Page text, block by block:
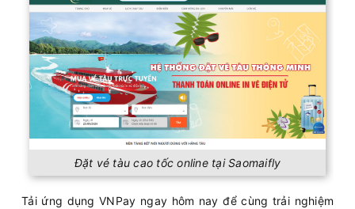
Đặt vé tàu cao tốc online tại Saomaifly
Tải ứng dụng VNPay ngay hôm nay để cùng trải nghiệm